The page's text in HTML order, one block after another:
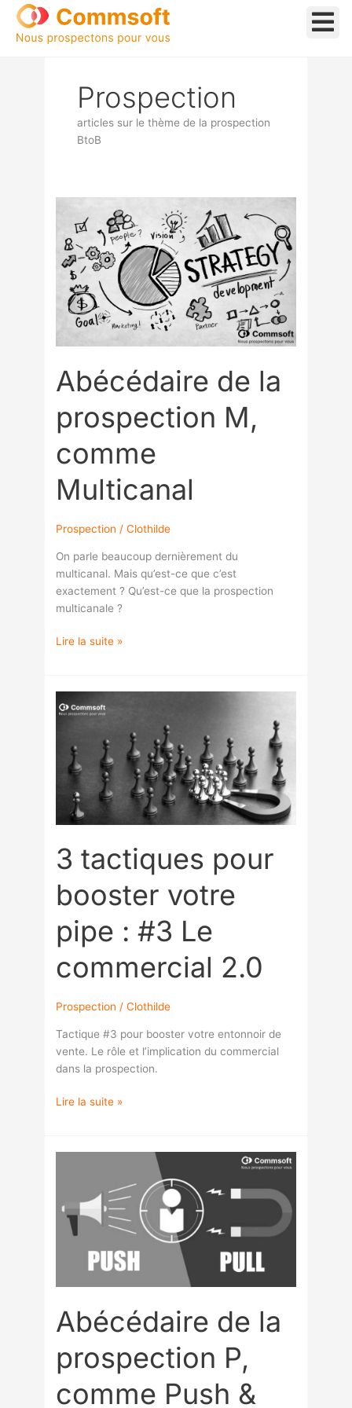
Aller
contenu
Prospection
articles sur le thème de la prospection
BtoB
Abécédaire de la
prospection M,
comme
Multicanal
Prospection /Clothilde
On parle beaucoup dernièrement du
multicanal. Mais qu’est-ce que c’est
exactement ? Qu’est-ce que la prospection
multicanale ?
prospection
comme
Multicanal
Lire la suite »
3 tactiques pour
booster votre
pipe : #3 Le
commercial 2.0
Prospection /Clothilde
Tactique #3 pour booster votre entonnoir de
vente. Le rôle et l’implication du commercial
dans la prospection.
tactiques
booster
votre
commercial
2.0
Lire la suite »
Abécédaire de la
prospection P,
comme Push &
prospection